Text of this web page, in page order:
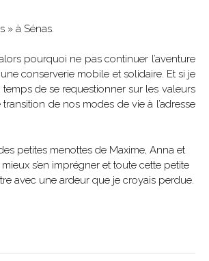
» à Sénas.
pourquoi ne pas continuer l’aventure
conserverie mobile et solidaire. Et si je
de se requestionner sur les valeurs
de nos modes de vie à l’adresse
petites menottes de Maxime, Anna et
s’en imprégner et toute cette petite
avec une ardeur que je croyais perdue.